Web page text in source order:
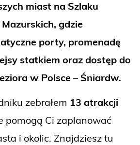
miast na Szlaku
gdzie
porty, promenadę
statkiem oraz dostęp do
w Polsce – Śniardw.
zebrałem 13 atrakcji
pomogą Ci zaplanować
i okolic. Znajdziesz tu